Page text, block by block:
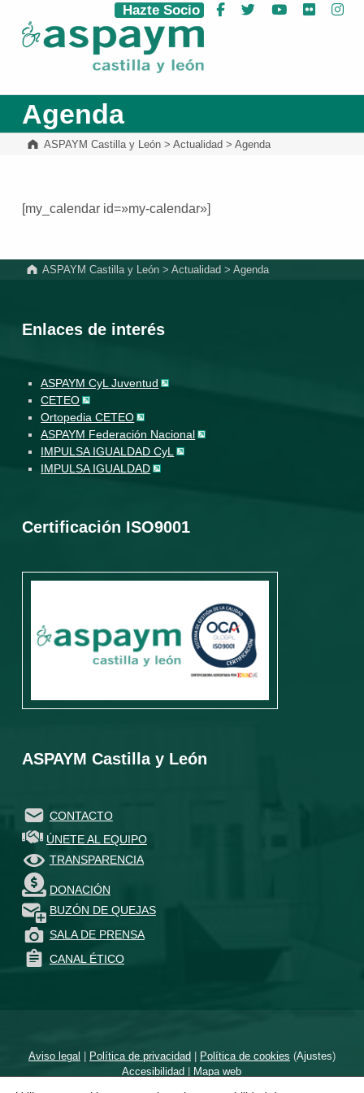
ASPAYM Castilla y León
Hazte Socio Facebook
Twitter YouTube
Flickr
Agenda
ASPAYM Castilla y León> Actualidad > Agenda
[my_calendar id=»my-calendar»]
ASPAYM Castilla y León >Actualidad >Agenda
Enlaces de interés
ASPAYM CyL Juventud
CETEO
Ortopedia CETEO
ASPAYM Federación Nacional
IMPULSA IGUALDAD CyL
IMPULSA IGUALDAD
Certificación ISO9001
ASPAYM Castilla y León
CONTACTO
ÚNETE AL EQUIPO
TRANSPARENCIA
DONACIÓN
BUZÓN DE QUEJAS
SALA DE PRENSA
CANAL ÉTICO
Aviso legal | Política de privacidad| Política de cookies (Ajustes)
Accesibilidad | Mapa web